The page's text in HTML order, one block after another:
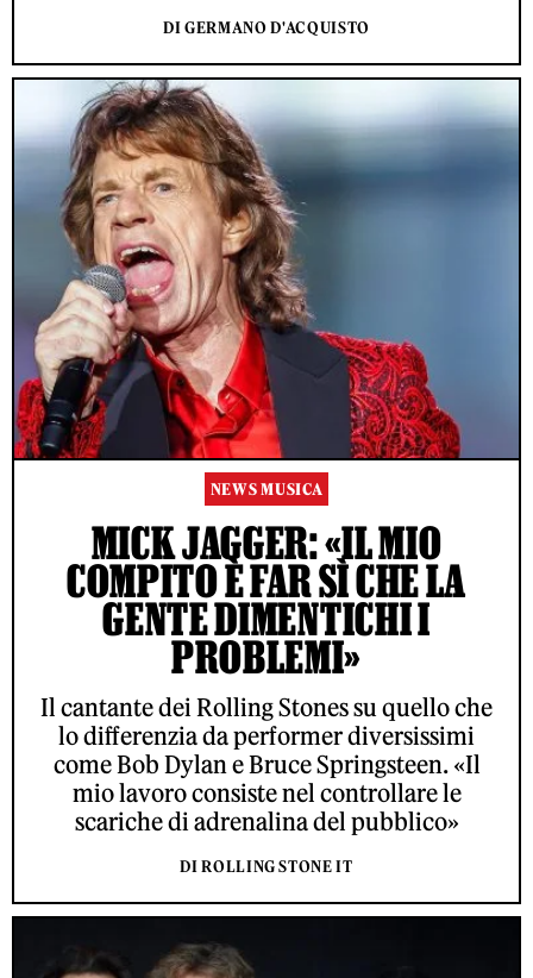
DI GERMANO D'ACQUISTO
NEWS MUSICA
MICK JAGGER: «IL MIO
COMPITO È FAR SÌ CHE LA
GENTE DIMENTICHI I
PROBLEMI»
Il cantante dei Rolling Stones su quello che
lo differenzia da performer diversissimi
come Bob Dylan e Bruce Springsteen. «Il
mio lavoro consiste nel controllare le
scariche di adrenalina del pubblico»
DI ROLLING STONE IT